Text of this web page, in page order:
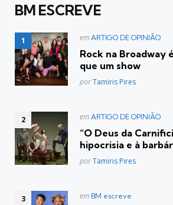
BM ESCREVE
Postado
em ARTIGO DE OPINIÃO
Rock na Broadway
que um show
Posted
porTamiris Pires
Postado
em ARTIGO DE OPINIÃO
“O Deus da
hipocrisia e à
Posted
porTamiris Pires
Postado
em BM escreve